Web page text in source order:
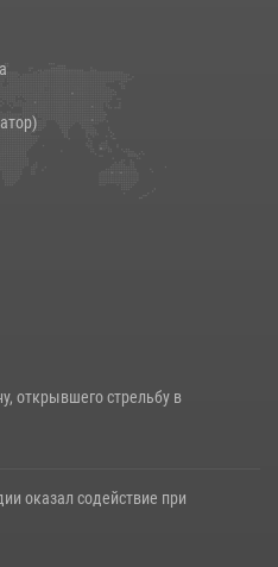
(видео)
конференция по обобщению
открывшего стрельбу в
оказал содействие при